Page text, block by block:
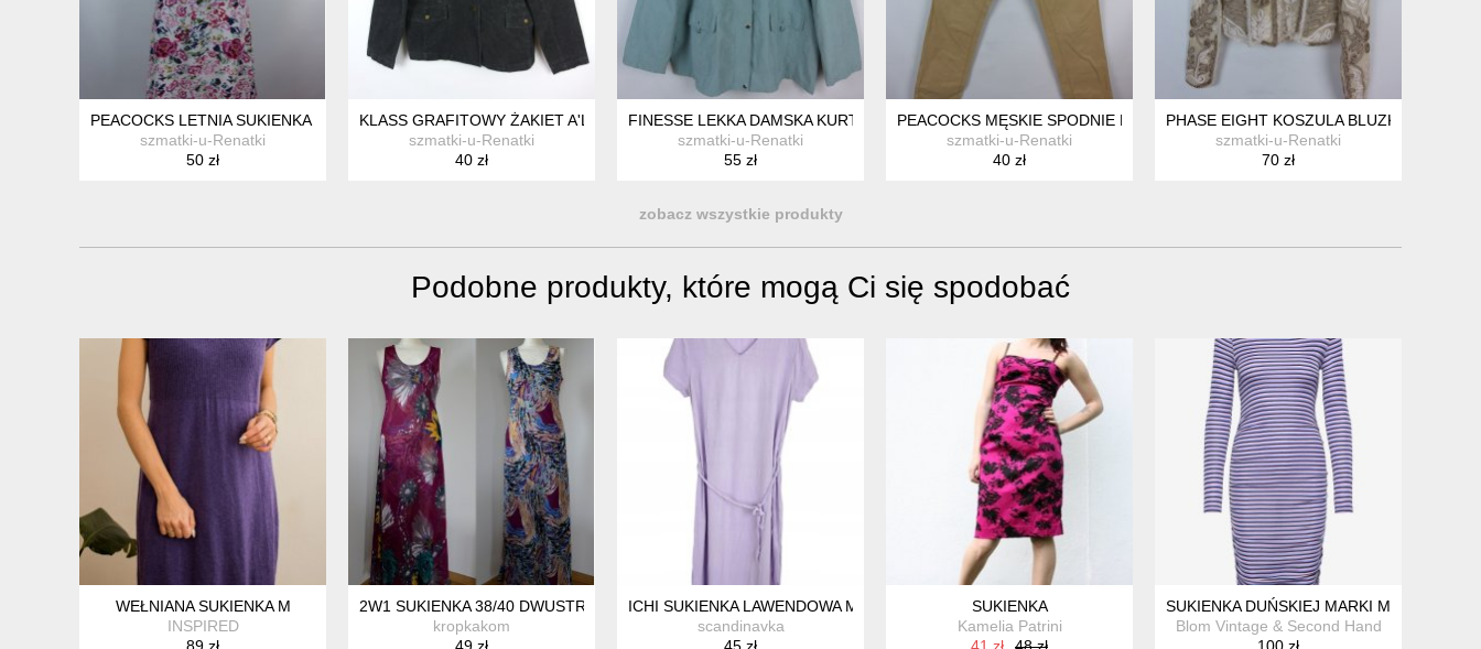
PEACOCKS LETNIA SUKIENKA W KWIATY 14 / 40 Z METKĄ
szmatki-u-Renatki
50 zł
KLASS GRAFITOWY ŻAKIET A'LA JEANS 18 / 44
szmatki-u-Renatki
40 zł
FINESSE LEKKA DAMSKA KURTKA / 24 - 52
szmatki-u-Renatki
55 zł
PEACOCKS MĘSKIE SPODNIE BAWEŁNA / 36S PAS 94 CM
szmatki-u-Renatki
40 zł
PHASE EIGHT KOSZULA BLUZKA Z
szmatki-u-Renatki
70 zł
zobacz wszystkie produkty
Podobne produkty, które mogą Ci się spodobać
WEŁNIANA SUKIENKA M
INSPIRED
89 zł
2W1 SUKIENKA 38/40 DWUSTRONNA
kropkakom
49 zł
ICHI SUKIENKA LAWENDOWA MAXI MARRAKECH 36 S
scandinavka
45 zł
SUKIENKA
Kamelia Patrini
41 zł
48 zł
SUKIENKA DUŃSKIEJ MARKI MBYM 100%
Blom Vintage & Second Hand
100 zł